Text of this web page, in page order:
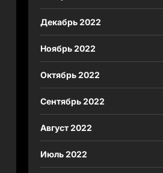
Декабрь 2022
Ноябрь 2022
Октябрь 2022
Сентябрь 2022
Август 2022
Июль 2022